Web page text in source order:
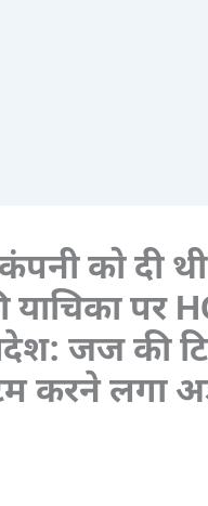
को दी
याचिका पर
जज की
करने लगा